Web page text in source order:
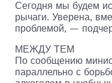
Сегодня мы будем
рычаги. Уверена,
проблемой, —
МЕЖДУ ТЕМ
По сообщению
параллельно с